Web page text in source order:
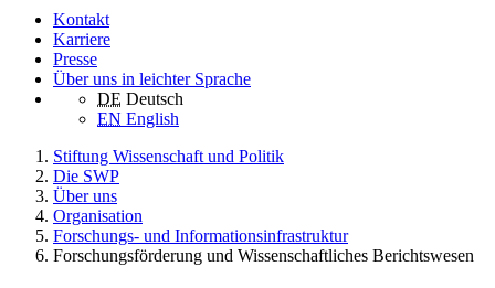
Kontakt
Karriere
Presse
Über uns in leichter Sprache
DE Deutsch
EN English
Stiftung Wissenschaft und Politik
Die SWP
Über uns
Organisation
Forschungs- und Informationsinfrastruktur
Forschungsförderung und Wissenschaftliches Berichtswesen